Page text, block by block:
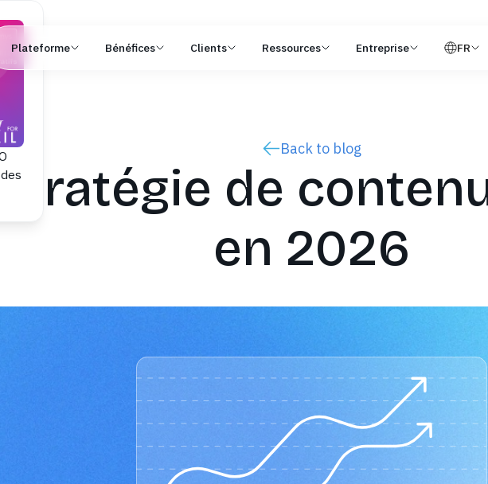
Plateforme Bénéfices Clients Ressources Entreprise FR
Back to blog
de
en 2026